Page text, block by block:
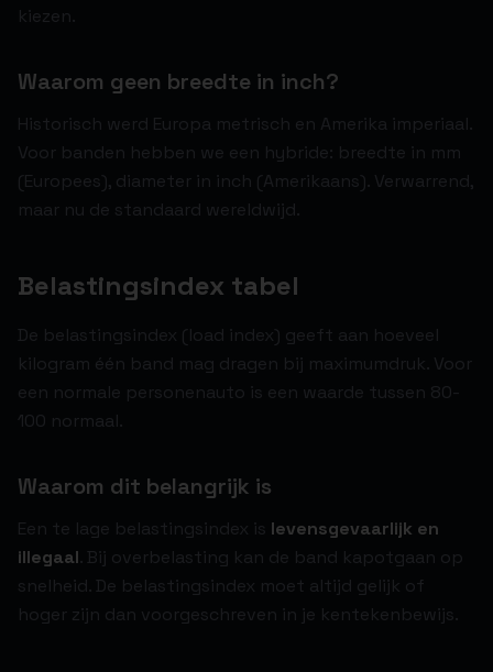
kiezen.
Waarom geen breedte in inch?
Historisch werd Europa metrisch en Amerika imperiaal.
Voor banden hebben we een hybride: breedte in mm
(Europees), diameter in inch (Amerikaans). Verwarrend,
maar nu de standaard wereldwijd.
Belastingsindex tabel
De belastingsindex (load index) geeft aan hoeveel
kilogram één band mag dragen bij maximumdruk. Voor
een normale personenauto is een waarde tussen 80-
100 normaal.
Waarom dit belangrijk is
Een te lage belastingsindex is levensgevaarlijk en
illegaal. Bij overbelasting kan de band kapotgaan op
snelheid. De belastingsindex moet altijd gelijk of
hoger zijn dan voorgeschreven in je kentekenbewijs.